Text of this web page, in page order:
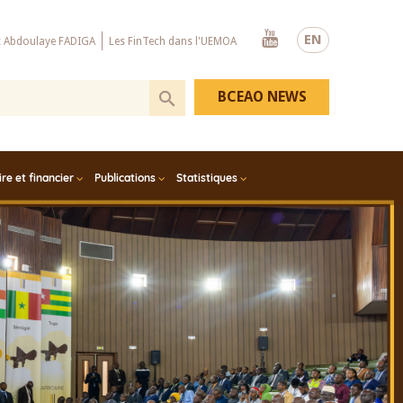
EN
Abdoulaye FADIGA Les FinTech dans l'UEMOA
Youtube
et financier Publications Statistiques
BCEAO NEWS